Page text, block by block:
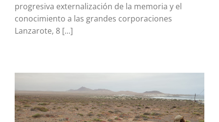
progresiva externalización de la memoria y el
conocimiento a las grandes corporaciones
Lanzarote, 8 [...]